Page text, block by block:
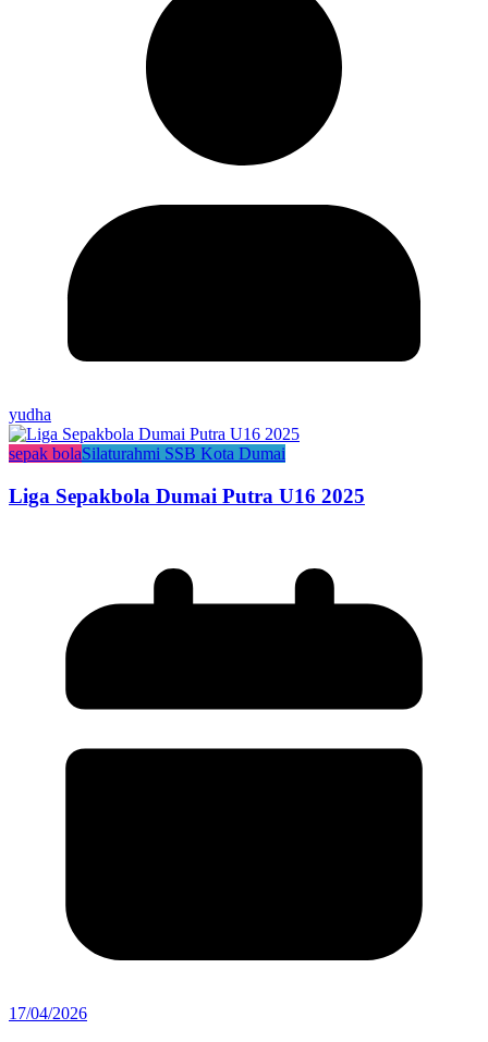
yudha
sepak bolaSilaturahmi SSB Kota Dumai
Liga Sepakbola Dumai Putra U16 2025
17/04/2026